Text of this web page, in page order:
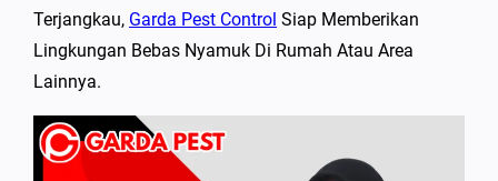
Terjangkau, Garda Pest Control Siap Memberikan
Lingkungan Bebas Nyamuk Di Rumah Atau Area
Lainnya.